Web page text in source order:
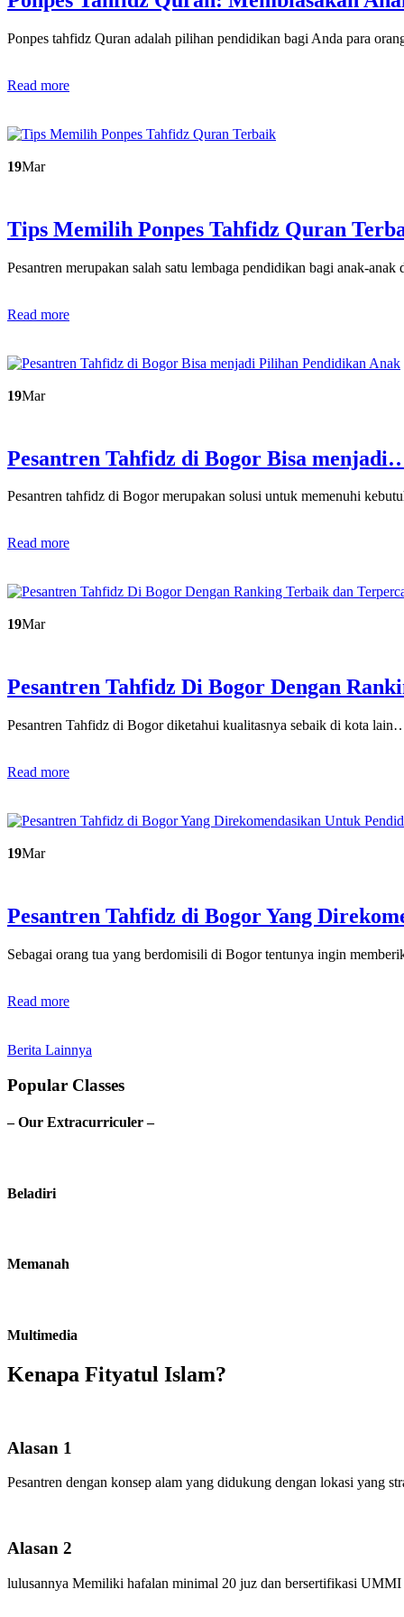
Ponpes tahfidz Quran adalah pilihan pendidikan bagi Anda para
Read more
19Mar
Tips Memilih Ponpes Tahfidz Quran
Pesantren merupakan salah satu lembaga pendidikan bagi anak-
Read more
19Mar
Pesantren Tahfidz di Bogor Bisa
Pesantren tahfidz di Bogor merupakan solusi untuk memenuhi
Read more
19Mar
Pesantren Tahfidz Di Bogor Dengan
Pesantren Tahfidz di Bogor diketahui kualitasnya sebaik di kota
Read more
19Mar
Pesantren Tahfidz di Bogor Yang
Sebagai orang tua yang berdomisili di Bogor tentunya ingin
Read more
Berita Lainnya
Popular Classes
– Our Extracurriculer –
Beladiri
Memanah
Multimedia
Kenapa Fityatul Islam?
Alasan 1
Pesantren dengan konsep alam yang didukung dengan lokasi yang
Alasan 2
lulusannya Memiliki hafalan minimal 20 juz dan bersertifikasi UMMI